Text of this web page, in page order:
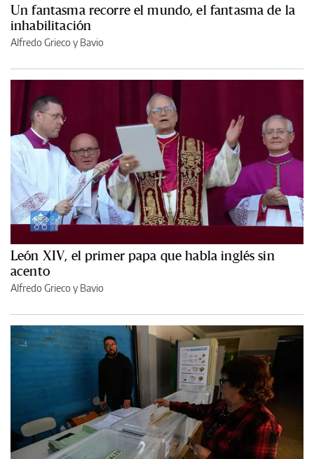
Un fantasma recorre el mundo, el fantasma de la
inhabilitación
Alfredo Grieco y Bavio
León XIV, el primer papa que habla inglés sin
acento
Alfredo Grieco y Bavio